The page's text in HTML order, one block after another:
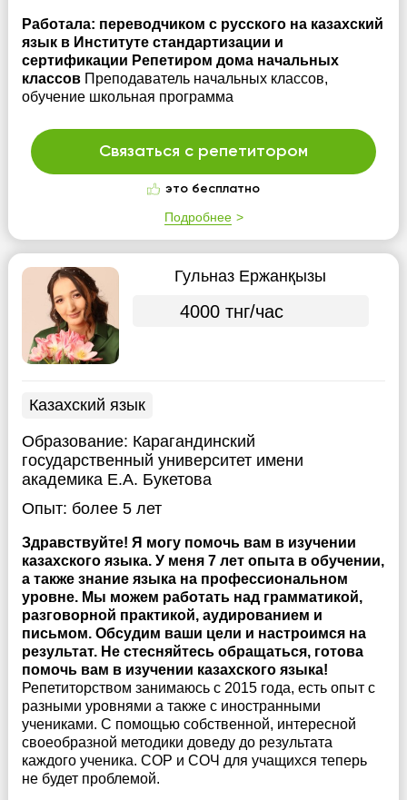
Работала: переводчиком с русского на казахский
язык в Институте стандартизации и
сертификации Репетиром дома начальных
классов Преподаватель начальных классов,
обучение школьная программа
Связаться с репетитором
это бесплатно
Подробнее
Гульназ Ержанқызы
4000 тнг/час
Казахский язык
Образование: Карагандинский
государственный университет имени
академика Е.А. Букетова
Опыт: более 5 лет
Здравствуйте! Я могу помочь вам в изучении
казахского языка. У меня 7 лет опыта в обучении,
а также знание языка на профессиональном
уровне. Мы можем работать над грамматикой,
разговорной практикой, аудированием и
письмом. Обсудим ваши цели и настроимся на
результат. Не стесняйтесь обращаться, готова
помочь вам в изучении казахского языка!
Репетиторством занимаюсь с 2015 года, есть опыт с
разными уровнями а также с иностранными
учениками. С помощью собственной, интересной
своеобразной методики доведу до результата
каждого ученика. СОР и СОЧ для учащихся теперь
не будет проблемой.